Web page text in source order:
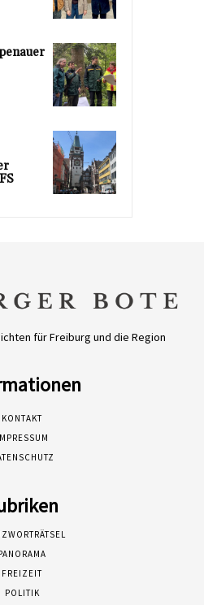
für Freiburg und die Region
KONTAKT
FREIZEIT
POLITIK